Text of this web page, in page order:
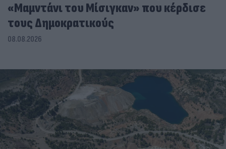
«Μαμντάνι του Μίσιγκαν» που κέρδισε
τους Δημοκρατικούς
08.08.2026